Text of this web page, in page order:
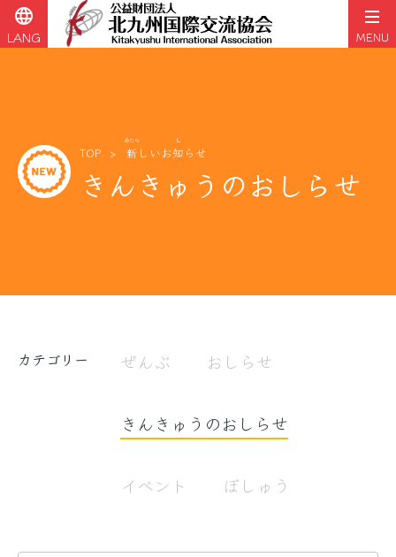
language
LANG MENU
TOP 新
あたら
しいお知
し
らせ
きんきゅうのおしらせ
カテゴリー ぜんぶ おしらせ
きんきゅうのおしらせ
イベント ぼしゅう